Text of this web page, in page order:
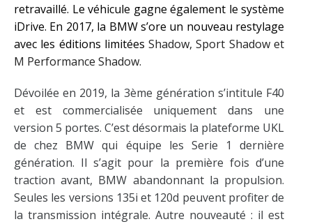
retravaillé. Le véhicule gagne également le système
iDrive. En 2017, la BMW s’offre un nouveau restylage
avec les éditions limitéesShadow, Sport Shadow et
M Performance Shadow.
Dévoilée en 2019, la 3ème génération s’intitule F40
et est commercialisée uniquement dans une
version 5 portes. C’est désormais la plateforme UKL
de chez BMW qui équipe les Serie 1 dernière
génération. Il s’agit pour la première fois d’une
traction avant, BMW abandonnant la propulsion.
Seules les versions 135i et 120d peuvent profiter de
la transmission intégrale. Autre nouveauté : il est